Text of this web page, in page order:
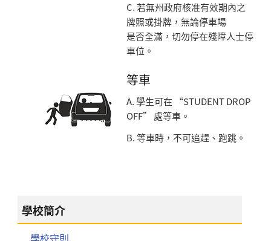
學校簡介
學校守則
C. 若無州政府核准有效期內之
牌照或掛牌，無論停車場
是否全滿，切勿停在殘障人士停
車位。
等車
A. 學生可在 “STUDENT DROP
OFF” 處等車。
B. 等車時，不可追趕、跑跳。